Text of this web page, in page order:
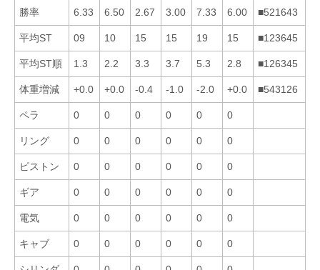
勝率 6.33 6.50 2.67 3.00 7.33 6.00 ■521643
平均ST 09 10 15 15 19 15 ■123645
平均ST順 1.3 2.2 3.3 3.7 5.3 2.8 ■126345
体重増減 +0.0 +0.0 -0.4 -1.0 -2.0 +0.0 ■543126
ペラ 0 0 0 0 0 0
リング 0 0 0 0 0 0
ピストン 0 0 0 0 0 0
ギア 0 0 0 0 0 0
電気 0 0 0 0 0 0
キャブ 0 0 0 0 0 0